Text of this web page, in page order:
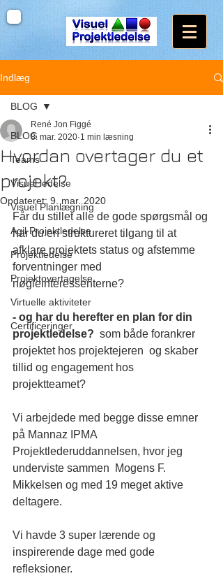
Indlæg
BLOG
Teams
Visuel ledelse
Visuel Planlægning
Agil Projektledelse
Projektledelse
Projektovertagelse
Virtuelle aktiviteter
Certificeringer
BLOG
Hvordan overtager du et
projekt?
René Jon Figgé
8. mar. 2020 1 min læsning
Opdateret: 9. mar. 2020
Får du stillet alle de gode spørgsmål og
har du en struktureret tilgang til at
afklare projektets status og afstemme
forventninger med
nøgleinteressenterne?
- og har du herefter en plan for din
projektledelse? som både forankrer
projektet hos projektejeren  og skaber
tillid og engagement hos
projektteamet?
Vi arbejdede med begge disse emner
på Mannaz IPMA
Projektlederuddannelsen, hvor jeg
underviste sammen  Mogens F.
Mikkelsen og med 19 meget aktive
deltagere.
Vi havde 3 super lærende og
inspirerende dage med gode
refleksioner.